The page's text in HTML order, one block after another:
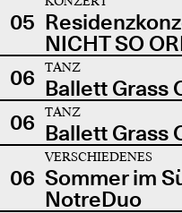
05
NICHT SO
06
TANZ
Ballett Grass
06
TANZ
Ballett Grass
06
VERSCHIEDENES
Sommer im
NotreDuo